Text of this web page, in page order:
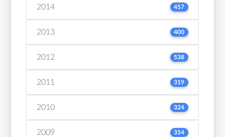
2014 457
2013 400
2012 538
2011 319
2010 324
2009 354